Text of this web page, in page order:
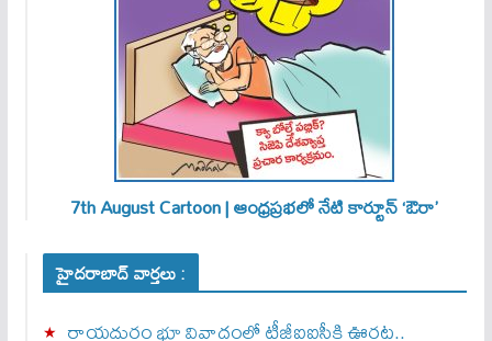
7th August Cartoon | ఆంధ్రప్రభలో నేటి కార్టూన్ ‘ఔరా’
హైదరాబాద్ వార్తలు :
రాయదుర్గం భూ వివాదంలో టీజీఐఐసీకి ఊరట..